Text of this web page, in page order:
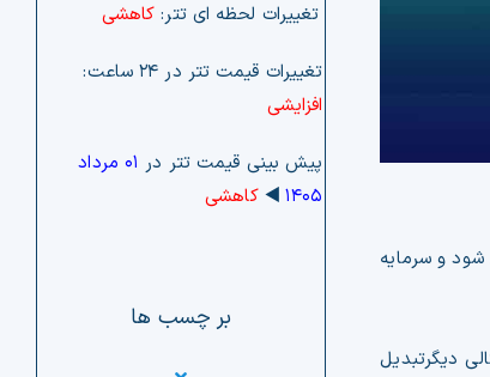
شود و سرمایه
دیگرتبدیل
تغییرات لحظه ای تتر: کاهشی
تغییرات قیمت تتر در ۲۴ ساعت:
افزایشی
پیش بینی قیمت تتر در
۰۱ مرداد
۱۴۰۵ ◀️ کاهشی
بر چسب ها